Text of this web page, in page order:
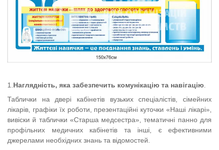
1. Наглядність, яка забезпечить комунікацію та навігацію
Таблички на двері кабінетів вузьких спеціалістів, сімейних
лікарів, графіки їх роботи, презентаційні куточки «Наші лікарі»,
вивіски й таблички «Старша медсестра», тематичні панно для
профільних медичних кабінетів та інші, є ефективними
джерелами необхідних знань та відомостей.